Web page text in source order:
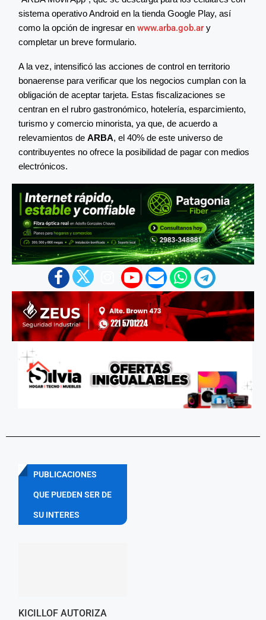
sistema operativo Android en la tienda Google Play, así
como la opción de ingresar en www.arba.gob.ar y
completar un breve formulario.
A la vez, intensificó las acciones de control en territorio
bonaerense para verificar que los negocios cumplan con la
obligación de aceptar tarjeta. Estas fiscalizaciones se
centran en el rubro gastronómico, hotelería, esparcimiento,
turismo y comercio minorista, ya que, de acuerdo a
relevamientos de ARBA, el 40% de este universo de
contribuyentes no ofrece la posibilidad de pagar con medios
electrónicos.
PUBLICACIONES
QUE PUEDEN SER DE
SU INTERES
KICILLOF AUTORIZA